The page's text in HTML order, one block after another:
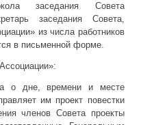
заседания Совета
заседания Совета,
из числа работников
в письменной форме.
о дне, времени и месте
им проект повестки
членов Совета проекты